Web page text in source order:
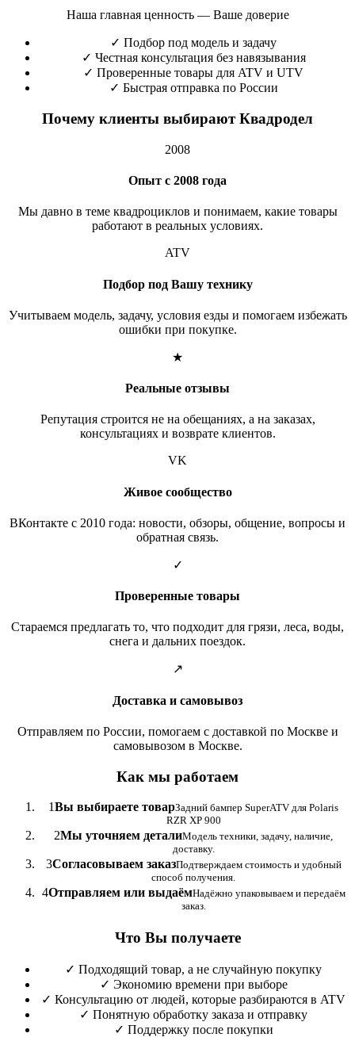
Наша главная ценность — Ваше доверие
✓ Подбор под модель и задачу
✓ Честная консультация без навязывания
✓ Проверенные товары для ATV и UTV
✓ Быстрая отправка по России
Почему клиенты выбирают Квадродел
2008
Опыт с 2008 года
Мы давно в теме квадроциклов и понимаем, какие товары
работают в реальных условиях.
ATV
Подбор под Вашу технику
Учитываем модель, задачу, условия езды и помогаем избежать
ошибки при покупке.
★
Реальные отзывы
Репутация строится не на обещаниях, а на заказах,
консультациях и возврате клиентов.
VK
Живое сообщество
ВКонтакте с 2010 года: новости, обзоры, общение, вопросы и
обратная связь.
✓
Проверенные товары
Стараемся предлагать то, что подходит для грязи, леса, воды,
снега и дальних поездок.
↗
Доставка и самовывоз
Отправляем по России, помогаем с доставкой по Москве и
самовывозом в Москве.
Как мы работаем
1Вы выбираете товарЗадний бампер SuperATV для Polaris
RZR XP 900
2Мы уточняем деталиМодель техники, задачу, наличие,
доставку.
3Согласовываем заказПодтверждаем стоимость и удобный
способ получения.
4Отправляем или выдаёмНадёжно упаковываем и передаём
заказ.
Что Вы получаете
✓ Подходящий товар, а не случайную покупку
✓ Экономию времени при выборе
✓ Консультацию от людей, которые разбираются в ATV
✓ Понятную обработку заказа и отправку
✓ Поддержку после покупки